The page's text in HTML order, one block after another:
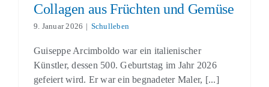
Collagen aus Früchten und Gemüse
9. Januar 2026 | Schulleben
Guiseppe Arcimboldo war ein italienischer
Künstler, dessen 500. Geburtstag im Jahr 2026
gefeiert wird. Er war ein begnadeter Maler, [...]